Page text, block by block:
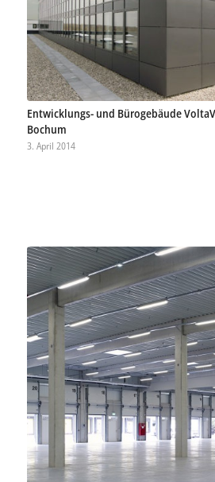
Entwicklungs- und Bürogebäude
Bochum
3. April 2014